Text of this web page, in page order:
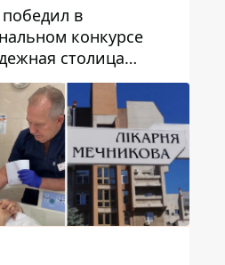
в
конкурсе
столица
– 2026"